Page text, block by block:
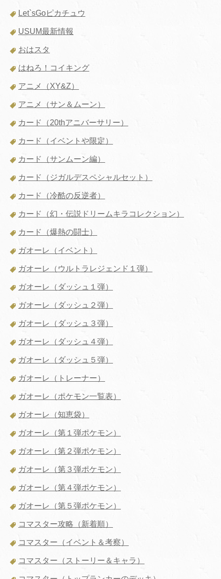
Let`sGoピカチュウ
USUM最新情報
おはスタ
はねろ！コイキング
アニメ（XY&Z）
アニメ（サン＆ムーン）
カード（20thアニバーサリー）
カード（イベントや限定）
カード（サンムーン編）
カード（ジガルデスペシャルセット）
カード（冷酷の反逆者）
カード（幻・伝説ドリームキラコレクション）
カード（爆熱の闘士）
ガオーレ（イベント）
ガオーレ（ウルトラレジェンド１弾）
ガオーレ（ダッシュ１弾）
ガオーレ（ダッシュ２弾）
ガオーレ（ダッシュ３弾）
ガオーレ（ダッシュ４弾）
ガオーレ（ダッシュ５弾）
ガオーレ（トレーナー）
ガオーレ（ポケモン一覧表）
ガオーレ（知恵袋）
ガオーレ（第１弾ポケモン）
ガオーレ（第２弾ポケモン）
ガオーレ（第３弾ポケモン）
ガオーレ（第４弾ポケモン）
ガオーレ（第５弾ポケモン）
コマスター攻略（新着順）
コマスター（イベント＆考察）
コマスター（ストーリー＆キャラ）